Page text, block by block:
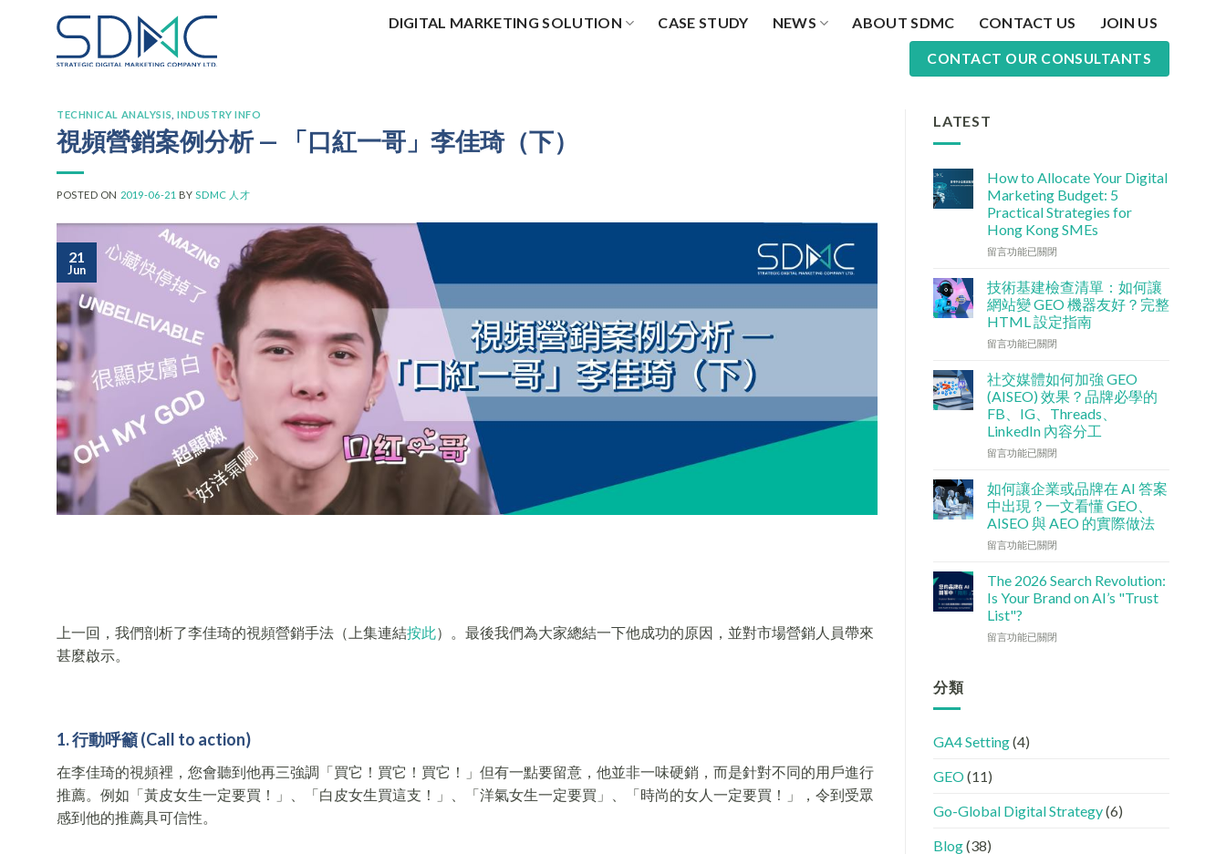
DIGITAL MARKETING SOLUTION CASE STUDY NEWS ABOUT SDMC CONTACT US JOIN US
CONTACT OUR CONSULTANTS
TECHNICAL ANALYSIS ,INDUSTRY INFO
視頻營銷案例分析 — 「口紅一哥」李佳琦（下）
POSTED ON 2019-06-21 BY SDMC 人才
21
Jun
上一回，我們剖析了李佳琦的視頻營銷手法（上集連結按此）。最後我們為大家總結一下他成功的原因，並對市場營銷人員帶來
甚麼啟示。
1. 行動呼籲 (Call to action)
在李佳琦的視頻裡，您會聽到他再三強調「買它！買它！買它！」但有一點要留意，他並非一味硬銷，而是針對不同的用戶進行
推薦。例如「黃皮女生一定要買！」、「白皮女生買這支！」、「洋氣女生一定要買」、「時尚的女人一定要買！」，令到受眾
感到他的推薦具可信性。
LATEST
How to Allocate Your Digital
Marketing Budget: 5
Practical Strategies for
Hong Kong SMEs
在
碼
行
銷
預
算
分
配？
香
港
中
小
5
大
實
用
策
中
留言功能已關閉
技術基建檢查清單：如何讓
網站變 GEO 機器友好？完整
HTML 設定指南
在
術
基
建
檢
查
清
如
何
讓
網
站
GEO
機
器
友
好？
南〉
留言功能已關閉
社交媒體如何加強 GEO
(AISEO) 效果？品牌必學的
FB、IG、Threads、
LinkedIn 內容分工
在
交
媒
體
如
何
強
(AISEO)
效
果？
IG、
LinkedIn
容
工〉
留言功能已關閉
如何讓企業或品牌在 AI 答案
中出現？一文看懂 GEO、
AISEO 與 AEO 的實際做法
在
何
讓
企
業
或
中
現？
留言功能已關閉
The 2026 Search Revolution:
Is Your Brand on AI’s "Trust
List"?
在
已
進
留言功能已關閉
分類
GA4 Setting(4)
GEO(11)
Go-Global Digital Strategy(6)
Blog(38)